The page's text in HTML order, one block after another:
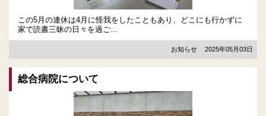
この5月の連休は4月に怪我をしたこともあり、どこにも行かずに
家で読書三昧の日々を過ご...
お知らせ 2025年05月03日
総合病院について